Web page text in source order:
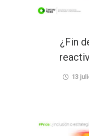
¿Fin
13